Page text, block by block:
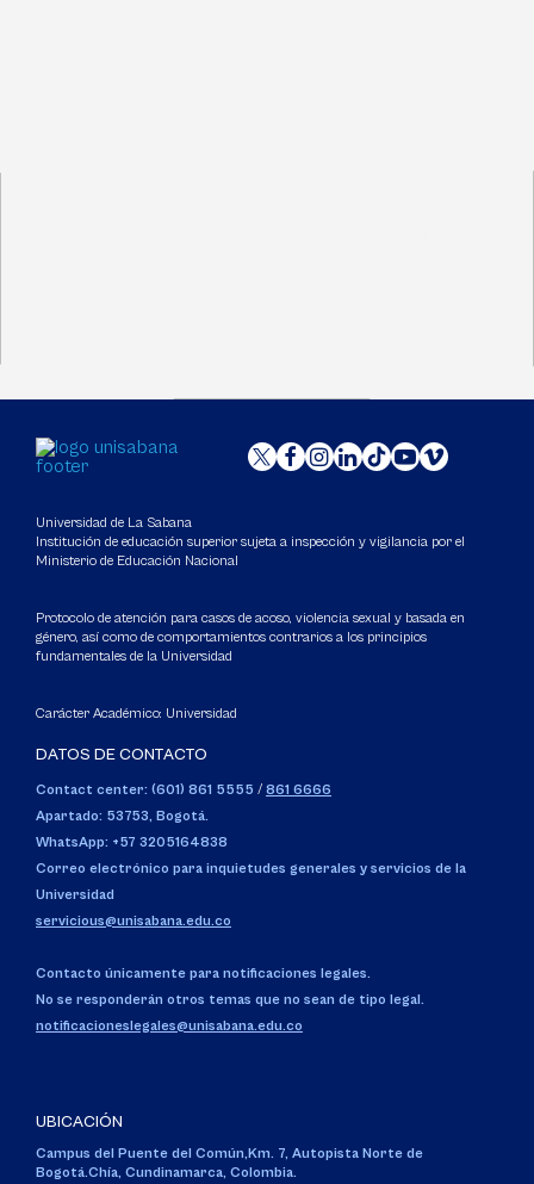
Universidad de La Sabana
Institución de educación superior sujeta a inspección y vigilancia por el
Ministerio de Educación Nacional
Protocolo de atención para casos de acoso, violencia sexual y basada en
género, así como de comportamientos contrarios a los principios
fundamentales de la Universidad
Carácter Académico: Universidad
DATOS DE CONTACTO
Contact center: (601) 861 5555 / 861 6666
Apartado: 53753, Bogotá.
WhatsApp: +57 3205164838
Correo electrónico para inquietudes generales y servicios de la
Universidad
servicious@unisabana.edu.co
Contacto únicamente para notificaciones legales.
No se responderán otros temas que no sean de tipo legal.
notificacioneslegales@unisabana.edu.co
UBICACIÓN
Campus del Puente del Común,Km. 7, Autopista Norte de
Bogotá.Chía, Cundinamarca, Colombia.